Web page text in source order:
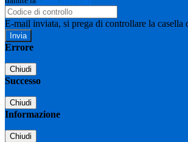
E-mail inviata, si prega di controllare la casella
Errore
Chiudi
Successo
Chiudi
Informazione
Chiudi